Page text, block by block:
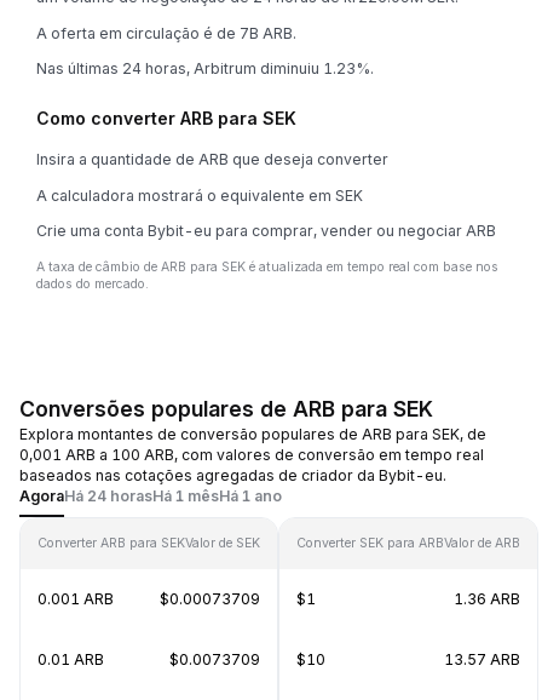
A oferta em circulação é de 7B ARB.
Nas últimas 24 horas, Arbitrum diminuiu 1.23%.
Como converter ARB para SEK
Insira a quantidade de ARB que deseja converter
A calculadora mostrará o equivalente em SEK
Crie uma conta Bybit-eu para comprar, vender ou negociar ARB
A taxa de câmbio de ARB para SEK é atualizada em tempo real com base nos
dados do mercado.
Conversões populares de ARB para SEK
Explora montantes de conversão populares de ARB para SEK, de
0,001 ARB a 100 ARB, com valores de conversão em tempo real
baseados nas cotações agregadas de criador da Bybit-eu.
AgoraHá 24 horasHá 1 mêsHá 1 ano
Converter ARB para SEKValor de SEK
0.001 ARB $0.00073709
0.01 ARB $0.0073709
Converter SEK para ARBValor de ARB
$1 1.36 ARB
$10 13.57 ARB